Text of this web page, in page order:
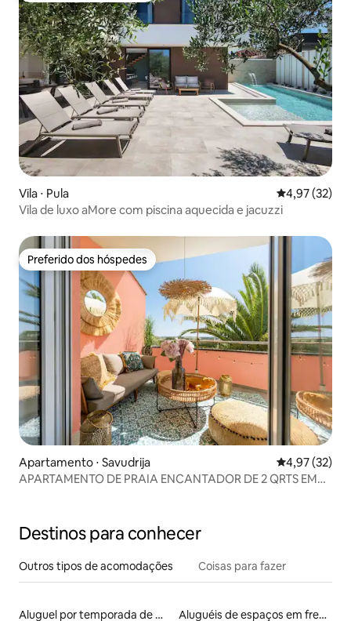
Vila ⋅ Pula 4,97 de uma
4,97 (32)
Vila de luxo aMore com piscina aquecida e jacuzzi
Preferido dos hóspedes
Preferido dos hóspedes
Apartamento ⋅ Savudrija 4,97 de uma
4,97 (32)
APARTAMENTO DE PRAIA ENCANTADOR DE 2 QRTS EM
Destinos para conhecer
Outros tipos de acomodações Coisas para fazer
Aluguel por temporada de microcasas Aluguéis de espaços em frente à praia